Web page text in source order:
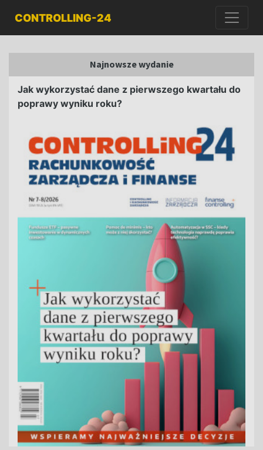
CONTROLLING-24
Najnowsze wydanie
Jak wykorzystać dane z pierwszego kwartału do
poprawy wyniku roku?